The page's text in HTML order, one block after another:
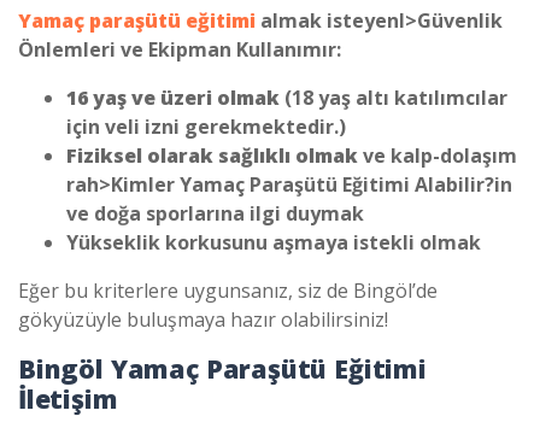
Yamaç paraşütü eğitimi almak isteyenl>Güvenlik
Önlemleri ve Ekipman Kullanımır:
16 yaş ve üzeri olmak (18 yaş altı katılımcılar
için veli izni gerekmektedir.)
Fiziksel olarak sağlıklı olmakve kalp-dolaşım
rah>Kimler Yamaç Paraşütü Eğitimi Alabilir?in
ve doğa sporlarına ilgi duymak
Yükseklik korkusunu aşmaya istekli olmak
Eğer bu kriterlere uygunsanız, siz de Bingöl’de
gökyüzüyle buluşmaya hazır olabilirsiniz!
Bingöl Yamaç Paraşütü Eğitimi
İletişim